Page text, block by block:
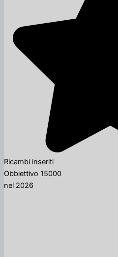
Ricambi inseriti
Obbiettivo 15000
nel 2026